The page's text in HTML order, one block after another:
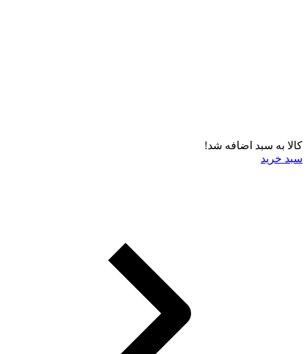
کالا به سبد اضافه شد!
سبد خرید